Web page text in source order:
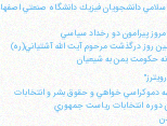
دانشجويان فيزيك دانشگاه صنعتي